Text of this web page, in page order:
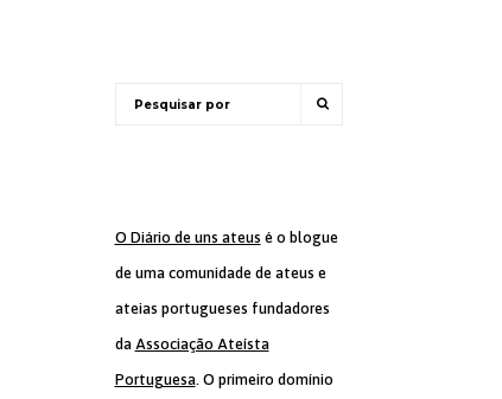
O Diário de uns ateus é o blogue
de uma comunidade de ateus e
ateias portugueses fundadores
da Associação Ateísta
Portuguesa. O primeiro domínio